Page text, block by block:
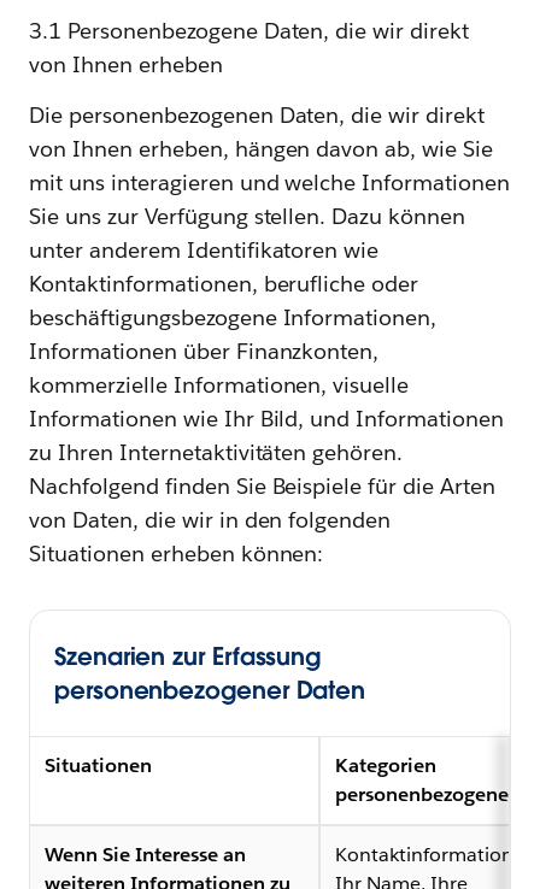
3.1 Personenbezogene Daten, die wir direkt
von Ihnen erheben
Die personenbezogenen Daten, die wir direkt
von Ihnen erheben, hängen davon ab, wie Sie
mit uns interagieren und welche Informationen
Sie uns zur Verfügung stellen. Dazu können
unter anderem Identifikatoren wie
Kontaktinformationen, berufliche oder
beschäftigungsbezogene Informationen,
Informationen über Finanzkonten,
kommerzielle Informationen, visuelle
Informationen wie Ihr Bild, und Informationen
zu Ihren Internetaktivitäten gehören.
Nachfolgend finden Sie Beispiele für die Arten
von Daten, die wir in den folgenden
Situationen erheben können:
Szenarien zur Erfassung
personenbezogener Daten
Situationen
Kategorien
personenbezogener
Wenn Sie Interesse an
weiteren Informationen zu
Kontaktinformationen
Ihr Name, Ihre